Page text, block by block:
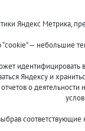
Яндекс Метрика,
— небольшие
идентифицировать
Яндексу и
о